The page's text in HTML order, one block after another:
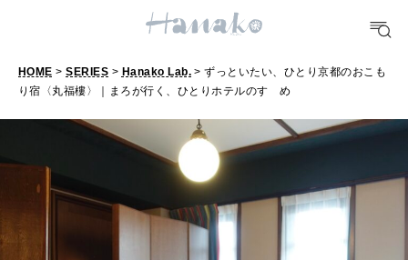
女神まり愛のタロットメッセージ
算命学がわかる今月のあなた
HEALTH
LEARN
知る、考える
MAMA
ママもいろいろ
HOME >SERIES > Hanako Lab. > ずっといたい、ひとり京都のおこも
り宿〈丸福樓〉｜まろが行く、ひとりホテルのすゝめ